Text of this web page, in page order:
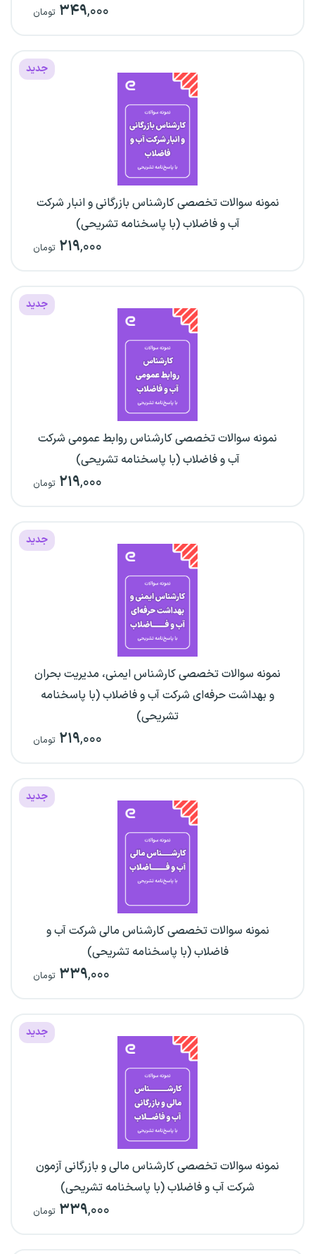
۳۴۹,۰۰۰ تومان
جدید
نمونه سوالات تخصصی کارشناس بازرگانی و انبار شرکت
آب و فاضلاب (با پاسخنامه تشریحی)
۲۱۹,۰۰۰ تومان
جدید
نمونه سوالات تخصصی کارشناس روابط عمومی شرکت
آب و فاضلاب (با پاسخنامه تشریحی)
۲۱۹,۰۰۰ تومان
جدید
نمونه سوالات تخصصی کارشناس ایمنی، مدیریت بحران
و بهداشت حرفه‌ای شرکت آب و فاضلاب (با پاسخنامه
تشریحی)
۲۱۹,۰۰۰ تومان
جدید
نمونه سوالات تخصصی کارشناس مالی شرکت آب و
فاضلاب (با پاسخنامه تشریحی)
۳۳۹,۰۰۰ تومان
جدید
نمونه سوالات تخصصی کارشناس مالی و بازرگانی آزمون
شرکت آب و فاضلاب (با پاسخنامه تشریحی)
۳۳۹,۰۰۰ تومان